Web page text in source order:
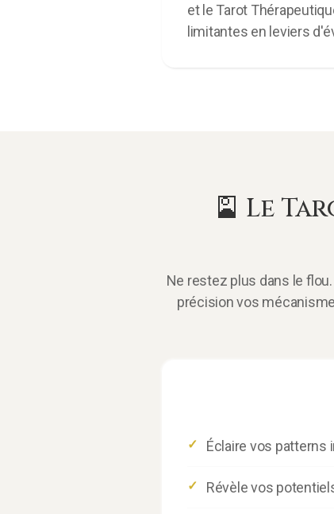
et le Tarot
limitantes en leviers
🎴 Le
Ne restez plus dans le
précision vos
Éclaire vos patterns
Révèle vos